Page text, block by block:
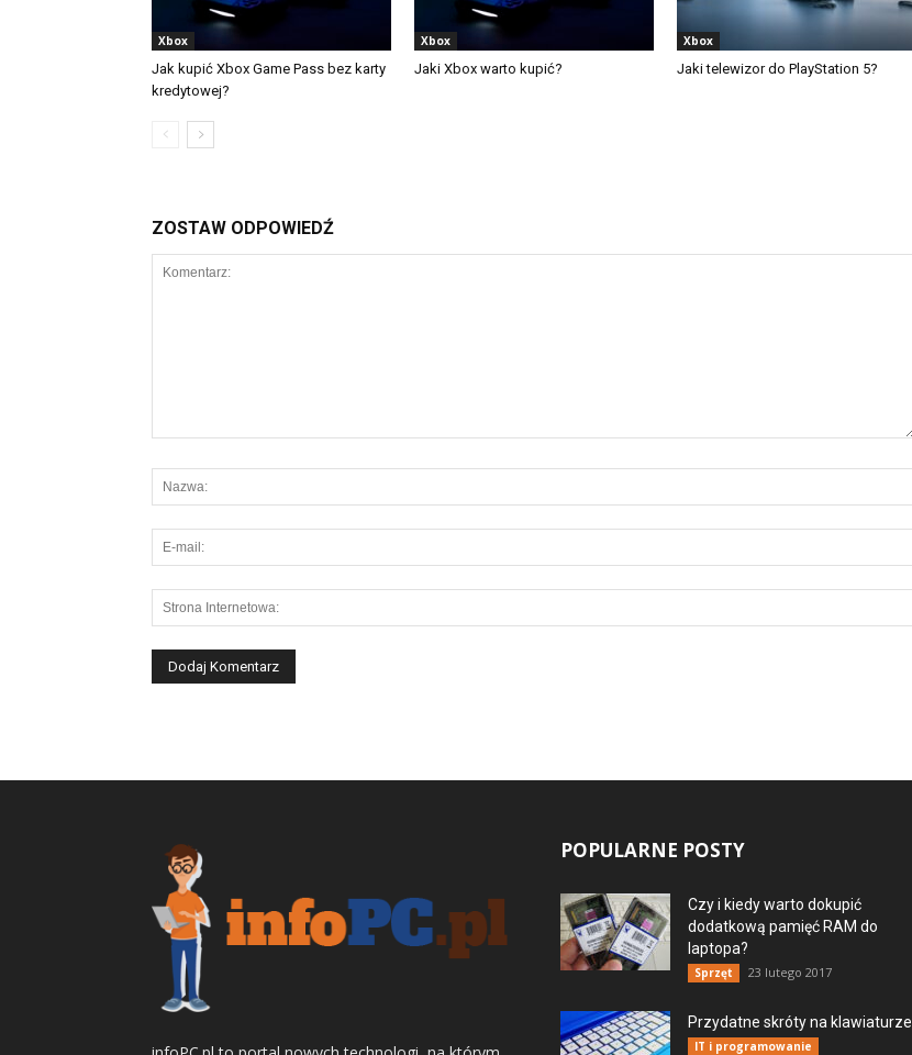
Xbox
Jak kupić Xbox Game Pass bez karty
kredytowej?
Xbox
Jaki Xbox warto kupić?
Xbox
Jaki telewizor do PlayStation 5?
ZOSTAW ODPOWIEDŹ
POPULARNE POSTY
Czy i kiedy warto dokupić
dodatkową pamięć RAM do
laptopa?
Sprzęt 23 lutego 2017
Przydatne skróty na klawiaturze
IT i programowanie